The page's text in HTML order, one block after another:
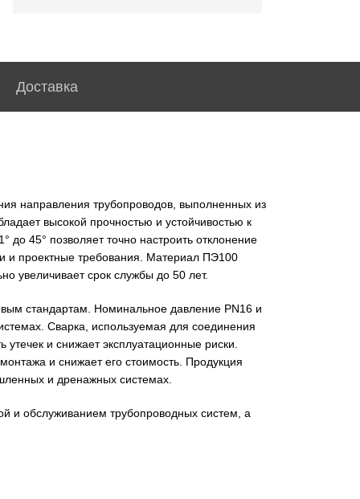
Доставка
направления трубопроводов, выполненных из
высокой прочностью и устойчивостью к
45° позволяет точно настроить отклонение
и проектные требования. Материал ПЭ100
увеличивает срок службы до 50 лет.
стандартам. Номинальное давление PN16 и
Сварка, используемая для соединения
и снижает эксплуатационные риски.
и снижает его стоимость. Продукция
и дренажных системах.
и обслуживанием трубопроводных систем, а